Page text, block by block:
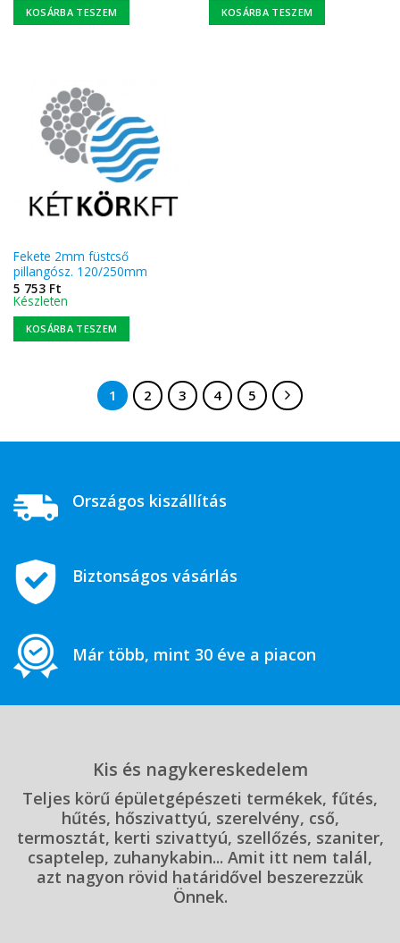
KOSÁRBA TESZEM KOSÁRBA TESZEM
Fekete 2mm füstcső
pillangósz. 120/250mm
5 753 Ft
Készleten
KOSÁRBA TESZEM
1 2 3 4 5
Országos kiszállítás
Biztonságos vásárlás
Már több, mint 30 éve a piacon
Kis és nagykereskedelem
Teljes körű épületgépészeti termékek, fűtés,
hűtés, hőszivattyú, szerelvény, cső,
termosztát, kerti szivattyú, szellőzés, szaniter,
csaptelep, zuhanykabin... Amit itt nem talál,
azt nagyon rövid határidővel beszerezzük
Önnek.